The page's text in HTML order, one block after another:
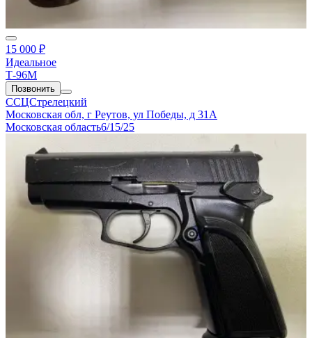
15 000 ₽
Идеальное
Т-96М
Позвонить
ССЦСтрелецкий
Московская обл, г Реутов, ул Победы, д 31А
Московская область6/15/25